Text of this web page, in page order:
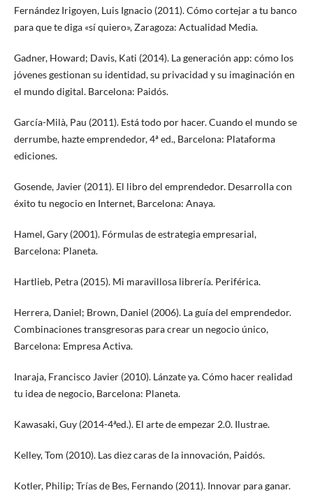
Fernández Irigoyen, Luis Ignacio (2011). Cómo cortejar a tu banco
para que te diga «sí quiero», Zaragoza: Actualidad Media.
Gadner, Howard; Davis, Kati (2014). La generación app: cómo los
jóvenes gestionan su identidad, su privacidad y su imaginación en
el mundo digital. Barcelona: Paidós.
García-Milà, Pau (2011). Está todo por hacer. Cuando el mundo se
derrumbe, hazte emprendedor, 4ª ed., Barcelona: Plataforma
ediciones.
Gosende, Javier (2011). El libro del emprendedor. Desarrolla con
éxito tu negocio en Internet, Barcelona: Anaya.
Hamel, Gary (2001). Fórmulas de estrategia empresarial,
Barcelona: Planeta.
Hartlieb, Petra (2015). Mi maravillosa librería. Periférica.
Herrera, Daniel; Brown, Daniel (2006). La guía del emprendedor.
Combinaciones transgresoras para crear un negocio único,
Barcelona: Empresa Activa.
Inaraja, Francisco Javier (2010). Lánzate ya. Cómo hacer realidad
tu idea de negocio, Barcelona: Planeta.
Kawasaki, Guy (2014-4ªed.). El arte de empezar 2.0. Ilustrae.
Kelley, Tom (2010). Las diez caras de la innovación, Paidós.
Kotler, Philip; Trías de Bes, Fernando (2011). Innovar para ganar.